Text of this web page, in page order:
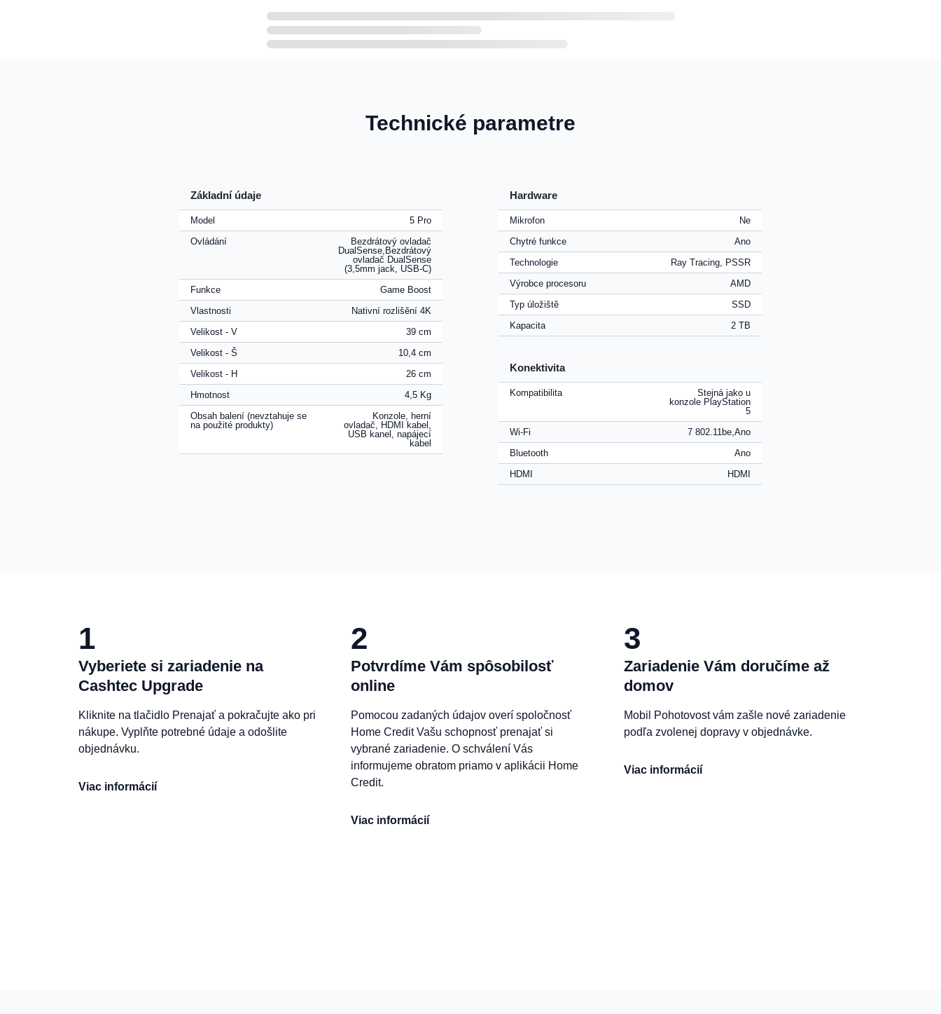
Technické parametre
Základní údaje
Model
5 Pro
Ovládání
Bezdrátový ovladač
DualSense,Bezdrátový
ovladač DualSense
(3,5mm jack, USB-C)
Funkce
Game Boost
Vlastnosti
Nativní rozlišění 4K
Velikost - V
39 cm
Velikost - Š
10,4 cm
Velikost - H
26 cm
Hmotnost
4,5 Kg
Obsah balení (nevztahuje se
na použité produkty)
Konzole, herní
ovladač, HDMI kabel,
USB kanel, napájecí
kabel
Hardware
Mikrofon
Ne
Chytré funkce
Ano
Technologie
Ray Tracing, PSSR
Výrobce procesoru
AMD
Typ úložiště
SSD
Kapacita
2 TB
Konektivita
Kompatibilita
Stejná jako u
konzole PlayStation
5
Wi-Fi
7 802.11be,Ano
Bluetooth
Ano
HDMI
HDMI
1
Vyberiete si zariadenie na
Cashtec Upgrade
Kliknite na tlačidlo Prenajať a pokračujte ako pri
nákupe. Vyplňte potrebné údaje a odošlite
objednávku.
Viac informácií
2
Potvrdíme Vám spôsobilosť
online
Pomocou zadaných údajov overí spoločnosť
Home Credit Vašu schopnosť prenajať si
vybrané zariadenie. O schválení Vás
informujeme obratom priamo v aplikácii Home
Credit.
Viac informácií
3
Zariadenie Vám doručíme až
domov
Mobil Pohotovost vám zašle nové zariadenie
podľa zvolenej dopravy v objednávke.
Viac informácií